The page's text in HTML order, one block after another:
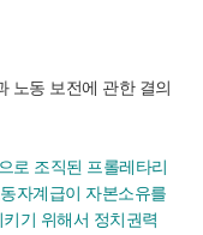
노동 보전에 관한 결의
로 조직된 프롤레타리
자계급이 자본소유를
기 위해서 정치권력